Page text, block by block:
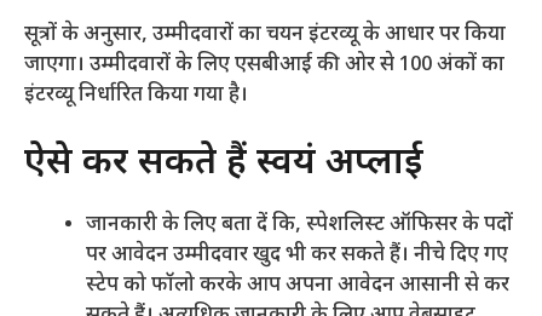
सूत्रों के अनुसार, उम्मीदवारों का चयन इंटरव्यू के आधार पर किया
जाएगा। उम्मीदवारों के लिए एसबीआई की ओर से 100 अंकों का
इंटरव्यू निर्धारित किया गया है।
ऐसे कर सकते हैं स्वयं अप्लाई
जानकारी के लिए बता दें कि, स्पेशलिस्ट ऑफिसर के पदों
पर आवेदन उम्मीदवार खुद भी कर सकते हैं। नीचे दिए गए
स्टेप को फॉलो करके आप अपना आवेदन आसानी से कर